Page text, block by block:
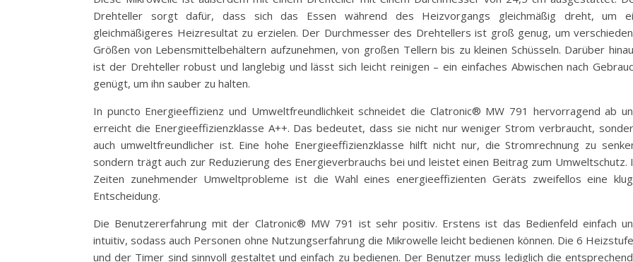
Drehteller sorgt dafür, dass sich das Essen während des Heizvorgangs gleichmäßig dreht, um
gleichmäßigeres Heizresultat zu erzielen. Der Durchmesser des Drehtellers ist groß genug, um
Größen von Lebensmittelbehältern aufzunehmen, von großen Tellern bis zu kleinen Schüsseln. Darüber
ist der Drehteller robust und langlebig und lässt sich leicht reinigen – ein einfaches Abwischen nach
genügt, um ihn sauber zu halten.
In puncto Energieeffizienz und Umweltfreundlichkeit schneidet die Clatronic® MW 791 hervorragend ab
erreicht die Energieeffizienzklasse A++. Das bedeutet, dass sie nicht nur weniger Strom verbraucht,
auch umweltfreundlicher ist. Eine hohe Energieeffizienzklasse hilft nicht nur, die Stromrechnung zu
sondern trägt auch zur Reduzierung des Energieverbrauchs bei und leistet einen Beitrag zum Umweltschutz.
Zeiten zunehmender Umweltprobleme ist die Wahl eines energieeffizienten Geräts zweifellos eine
Entscheidung.
Die Benutzererfahrung mit der Clatronic® MW 791 ist sehr positiv. Erstens ist das Bedienfeld einfach
intuitiv, sodass auch Personen ohne Nutzungserfahrung die Mikrowelle leicht bedienen können. Die 6
und der Timer sind sinnvoll gestaltet und einfach zu bedienen. Der Benutzer muss lediglich die